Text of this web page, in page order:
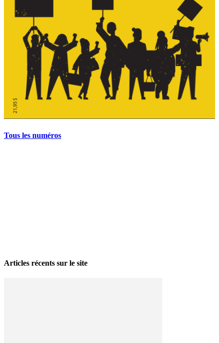
Tous les numéros
Articles récents sur le site